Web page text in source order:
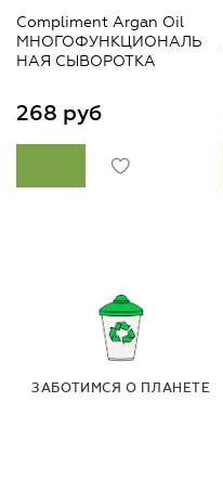
Compliment Argan Oil
МНОГОФУНКЦИОНАЛЬ
НАЯ СЫВОРОТКА
268 руб
ЗАБОТИМСЯ О ПЛАНЕТЕ